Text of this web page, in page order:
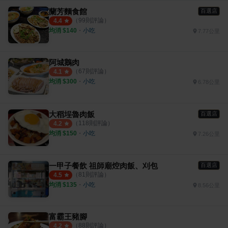
蘭芳麵食館 百選店
4.4 （ 99則評論）
均消 $140 ・ 小吃
阿城鵝肉
4.1 （ 67則評論）
均消 $300 ・ 小吃
大稻埕魯肉飯 百選店
4.2 （ 118則評論）
均消 $150 ・ 小吃
一甲子餐飲 祖師廟焢肉飯、刈包 百選店
4.5 （ 81則評論）
均消 $135 ・ 小吃 8.56公里
富霸王豬腳
4.2 （ 88則評論）